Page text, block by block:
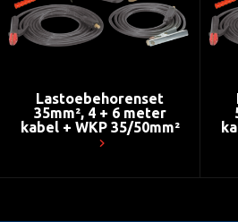
Lastoebehorenset
35mm², 4 + 6 meter
kabel + WKP 35/50mm²